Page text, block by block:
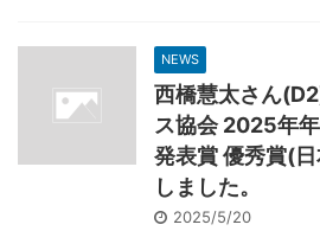
NEWS
西橋慧太さん
ス協会 2025年
発表賞 優秀賞(
しました。
2025/5/20